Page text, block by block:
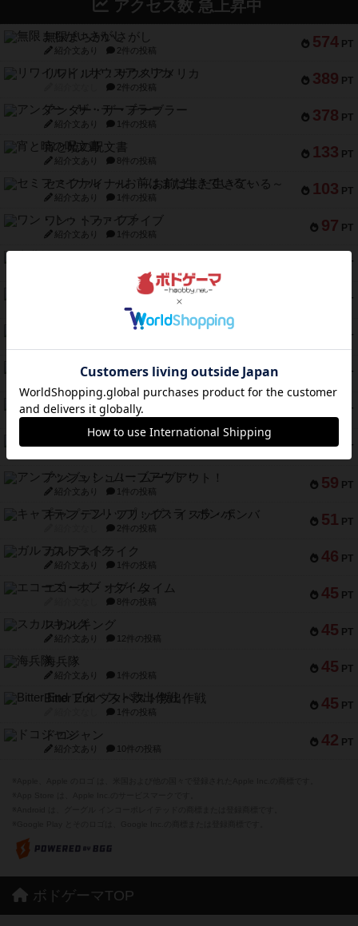
アクセス数 急上昇中
574 PT
無限まちがいさがし
紹介文あり 2件の投稿
389 PT
リワイルド：サウスアメリカ
2件の投稿
378 PT
アンダー・ザ・テーブラー
紹介文あり 1件の投稿
133 PT
宵と暁の呪文書
紹介文あり 8件の投稿
103 PT
セミファイナル ～お前はまだ生きている～
紹介文あり 1件の投稿
97 PT
ワン・トゥ・ファイブ
紹介文あり 1件の投稿
PT
1件の投稿
PT
ふたつの城の物語
6件の投稿
PT
ノームズ・アット・ナイト
PT
マーリン
PT
フラットアイアン
紹介文なし 2件の投稿
70 PT
59 PT
アンブッシュ！：ムーブアウト！
紹介文あり 1件の投稿
51 PT
キャプテン・フリップ：イスラ・ボンバ
2件の投稿
46 PT
ガルフストライク
紹介文あり 1件の投稿
45 PT
エコーズ・オブ・タイム
8件の投稿
45 PT
スカルキング
紹介文あり 12件の投稿
45 PT
海兵隊
紹介文あり 1件の投稿
45 PT
Bitter End ブタペスト救出作戦
1件の投稿
42 PT
ドコジャン
紹介文あり 10件の投稿
ボドゲーマTOP